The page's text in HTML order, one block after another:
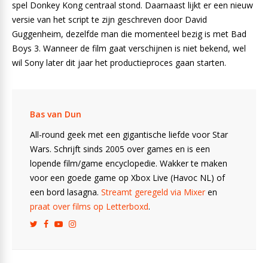
spel Donkey Kong centraal stond. Daarnaast lijkt er een nieuw
versie van het script te zijn geschreven door David
Guggenheim, dezelfde man die momenteel bezig is met Bad
Boys 3. Wanneer de film gaat verschijnen is niet bekend, wel
wil Sony later dit jaar het productieproces gaan starten.
Bas van Dun
All-round geek met een gigantische liefde voor Star
Wars. Schrijft sinds 2005 over games en is een
lopende film/game encyclopedie. Wakker te maken
voor een goede game op Xbox Live (Havoc NL) of
een bord lasagna. Streamt geregeld via Mixeren
praat over films op Letterboxd.